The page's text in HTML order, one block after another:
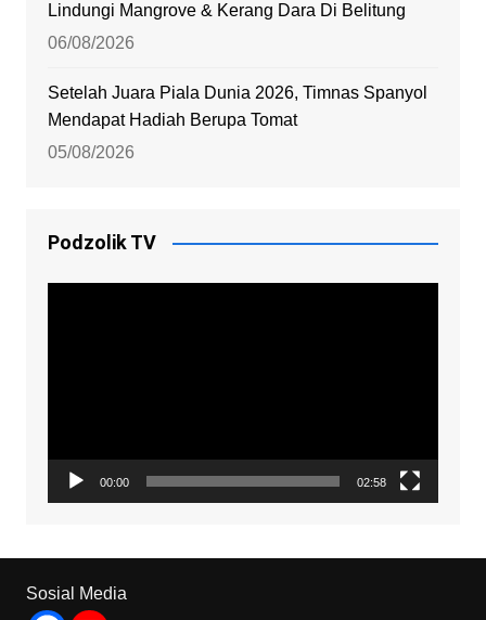
Lindungi Mangrove & Kerang Dara Di Belitung
06/08/2026
Setelah Juara Piala Dunia 2026, Timnas Spanyol
Mendapat Hadiah Berupa Tomat
05/08/2026
Podzolik TV
00:00 02:58
Sosial Media